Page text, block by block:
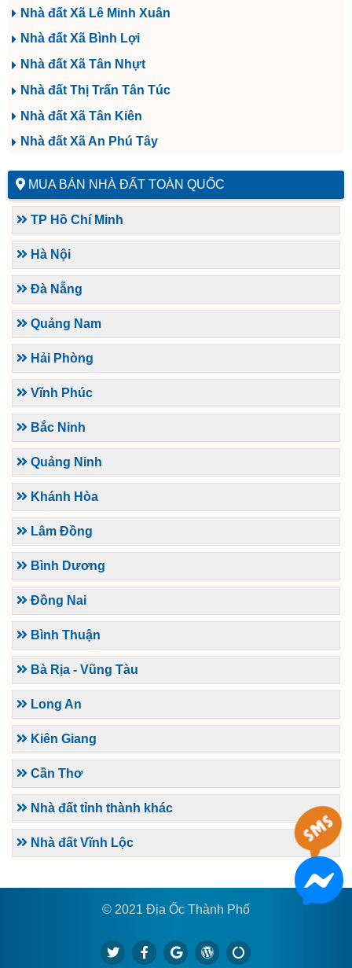
Nhà đất Xã Lê Minh Xuân
Nhà đất Xã Bình Lợi
Nhà đất Xã Tân Nhựt
Nhà đất Thị Trấn Tân Túc
Nhà đất Xã Tân Kiên
Nhà đất Xã An Phú Tây
MUA BÁN NHÀ ĐẤT TOÀN QUỐC
TP Hồ Chí Minh
Hà Nội
Đà Nẵng
Quảng Nam
Hải Phòng
Vĩnh Phúc
Bắc Ninh
Quảng Ninh
Khánh Hòa
Lâm Đồng
Bình Dương
Đồng Nai
Bình Thuận
Bà Rịa - Vũng Tàu
Long An
Kiên Giang
Cần Thơ
Nhà đất tỉnh thành khác
Nhà đất Vĩnh Lộc
© 2021 Địa Ốc Thành Phố